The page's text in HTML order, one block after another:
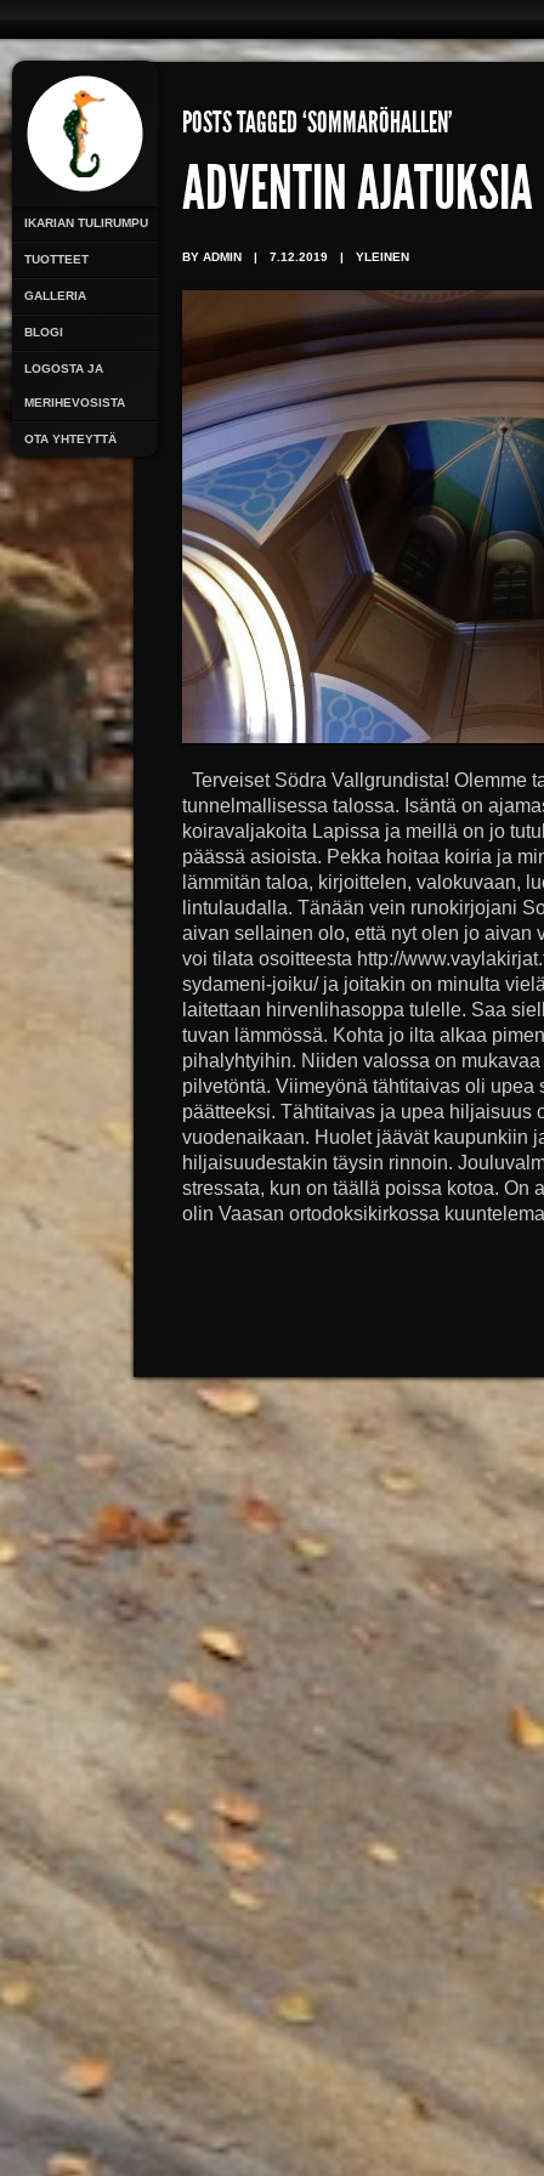
IKARIAN TULIRUMPU
TUOTTEET
GALLERIA
BLOGI
LOGOSTA JA
MERIHEVOSISTA
OTA YHTEYTTÄ
POSTS TAGGED ‘SOMMARÖHALLEN’
ADVENTIN AJATUKSIA
BY ADMIN | 7.12.2019 | YLEINEN
Terveiset Södra Vallgrundista! Olemme
tunnelmallisessa talossa. Isäntä on
koiravaljakoita Lapissa ja meillä on jo
päässä asioista. Pekka hoitaa koiria ja
lämmitän taloa, kirjoittelen, valokuvaan,
lintulaudalla. Tänään vein runokirjojani
aivan sellainen olo, että nyt olen jo aivan
voi tilata osoitteesta http://
sydameni-joiku/ ja joitakin on minulta
laitettaan hirvenlihasoppa tulelle. Saa
tuvan lämmössä. Kohta jo ilta alkaa
pihalyhtyihin. Niiden valossa on
pilvetöntä. Viimeyönä tähtitaivas oli upea
päätteeksi. Tähtitaivas ja upea hiljaisuus
vuodenaikaan. Huolet jäävät kaupunkiin
hiljaisuudestakin täysin rinnoin.
stressata, kun on täällä poissa kotoa. On
olin Vaasan ortodoksikirkossa